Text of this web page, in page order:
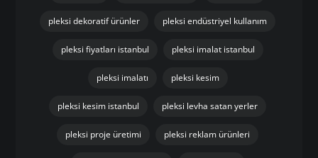
pleksi dekoratif ürünler pleksi endüstriyel kullanım
pleksi fiyatları istanbul pleksi imalat istanbul
pleksi imalatı pleksi kesim
pleksi kesim istanbul pleksi levha satan yerler
pleksi proje üretimi pleksi reklam ürünleri